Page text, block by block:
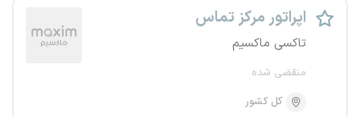
اپراتور مرکز تماس
تاکسی ماکسیم
منقضی شده
کل کشور